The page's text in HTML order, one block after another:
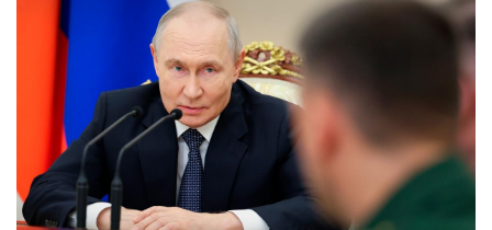
Фото: Александр Казаков/РИА Новости